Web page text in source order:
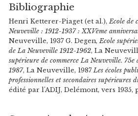
Bibliographie
Henri Ketterer-Piaget (et al.), Ecole de
Neuveville : 1912-1937 : XXVème
Neuveville, 1937 G. Degen, Ecole
de La Neuveville 1912-1962, La
supérieure de commerce La Neuveville. 75e
1987, La Neuveville, 1987 Les écoles
professionnelles et secondaires supérieures
édité par l'ADIJ, Delémont, vers 1935,